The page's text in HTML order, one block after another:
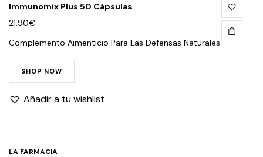
Immunomix Plus 50 Cápsulas
21.90€
Complemento Aimenticio Para Las Defensas Naturales
SHOP NOW
Añadir a tu wishlist
LA FARMACIA